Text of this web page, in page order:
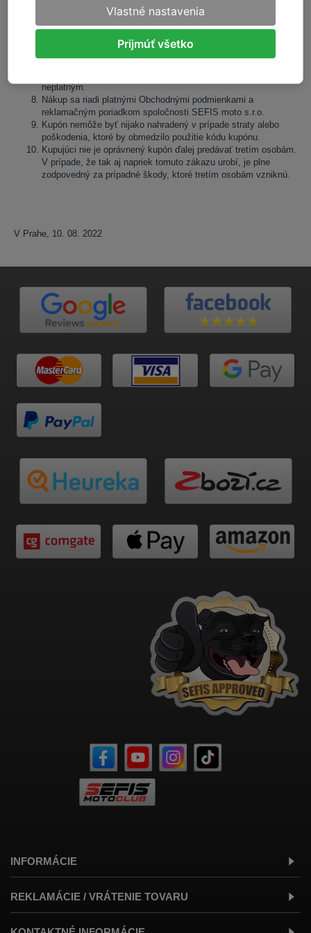
prípade ďalších otázok alebo problémov s aktiváciou kupónu,
navštívte naše internetové stránky na adrese
www.sefismoto.sk alebo sa zastavte osobne v našej predajni.
Informovať sa môžete aj na našom e-maile info@sefismoto.sk
neplatným.
Nákup sa riadi platnými Obchodnými podmienkami a
reklamačným poriadkom spoločnosti SEFIS moto s.r.o.
Kupón nemôže byť nijako nahradený v prípade straty alebo
poškodenia, ktoré by obmedzilo použitie kódu kupónu.
Kupujúci nie je oprávnený kupón ďalej predávať tretím osobám.
V prípade, že tak aj napriek tomuto zákazu urobí, je plne
zodpovedný za prípadné škody, ktoré tretím osobám vzniknú.
V Prahe, 10. 08. 2022
INFORMÁCIE
REKLAMÁCIE / VRÁTENIE TOVARU
Vlastné nastavenia
Prijmúť všetko